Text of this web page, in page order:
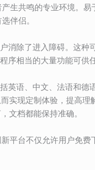
生共鸣的专业环境。
伴侣。
除了进入障碍。这种
相当的大量功能可供
语、中文、法语和德
实现定制体验，提高
文档都能保持准确。
平台不仅允许用户免